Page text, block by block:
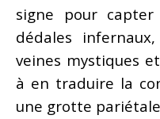
signe pour
dédales
veines mystiques
à en traduire la
une grotte